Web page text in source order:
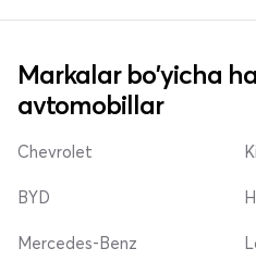
Markalar bo'yicha
avtomobillar
Chevrolet
BYD
Mercedes-Benz